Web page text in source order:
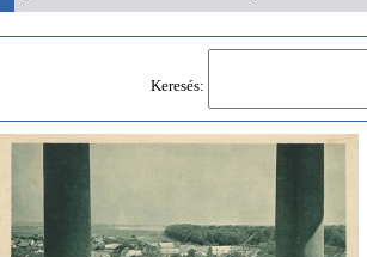
Keresés: